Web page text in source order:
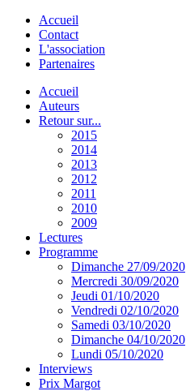
Accueil
Contact
L'association
Partenaires
Accueil
Auteurs
Retour sur...
2015
2014
2013
2012
2011
2010
2009
Lectures
Programme
Dimanche 27/09/2020
Mercredi 30/09/2020
Jeudi 01/10/2020
Vendredi 02/10/2020
Samedi 03/10/2020
Dimanche 04/10/2020
Lundi 05/10/2020
Interviews
Prix Margot